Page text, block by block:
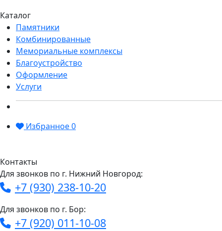
Каталог
Памятники
Комбинированные
Мемориальные комплексы
Благоустройство
Оформление
Услуги
Избранное0
Контакты
Для звонков по г. Нижний Новгород:
+7 (930) 238-10-20
Для звонков по г. Бор:
+7 (920) 011-10-08